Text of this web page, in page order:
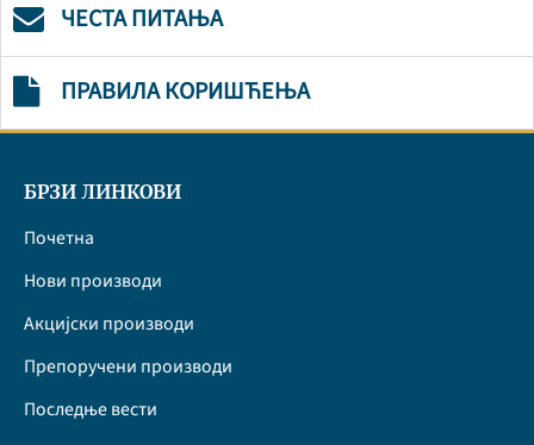
ЧЕСТА ПИТАЊА
ПРАВИЛА КОРИШЋЕЊА
БРЗИ ЛИНКОВИ
Почетна
Нови производи
Акцијски производи
Препоручени производи
Последње вести